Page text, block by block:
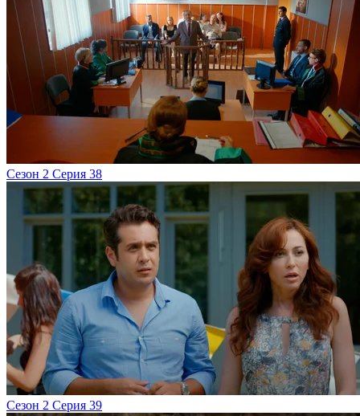
Сезон 2 Серия 38
Сезон 2 Серия 39